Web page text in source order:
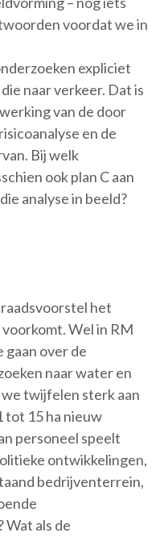
voordat we in
expliciet
naar verkeer. Dat is
van de door
en de
Bij welk
ook plan C aan
analyse in beeld?
het
Wel in RM
gaan over de
naar water en
twijfelen sterk aan
tot 15 ha nieuw
personeel speelt
ontwikkelingen,
bedrijventerrein,
als de